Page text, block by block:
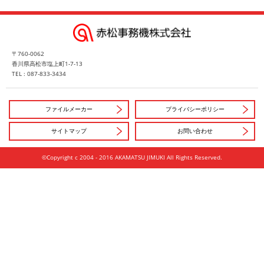
〒760-0062
香川県高松市塩上町1-7-13
TEL : 087-833-3434
ファイルメーカー プライバシーポリシー
サイトマップ お問い合わせ
©Copyright c 2004 - 2016 AKAMATSU JIMUKI All Rights Reserved.